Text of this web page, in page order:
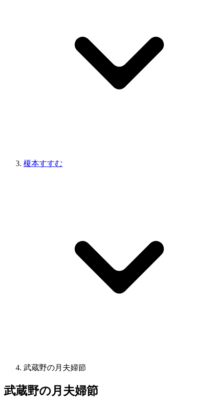
榎本すすむ
武蔵野の月夫婦節
武蔵野の月夫婦節